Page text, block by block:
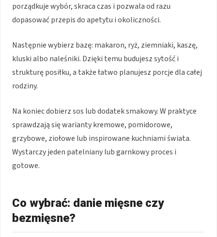
porządkuje wybór, skraca czas i pozwala od razu
dopasować przepis do apetytu i okoliczności.
Następnie wybierz bazę: makaron, ryż, ziemniaki, kaszę,
kluski albo naleśniki. Dzięki temu budujesz sytość i
strukturę posiłku, a także łatwo planujesz porcje dla całej
rodziny.
Na koniec dobierz sos lub dodatek smakowy. W praktyce
sprawdzają się warianty kremowe, pomidorowe,
grzybowe, ziołowe lub inspirowane kuchniami świata.
Wystarczy jeden patelniany lub garnkowy proces i
gotowe.
Co wybrać: danie mięsne czy
bezmięsne?